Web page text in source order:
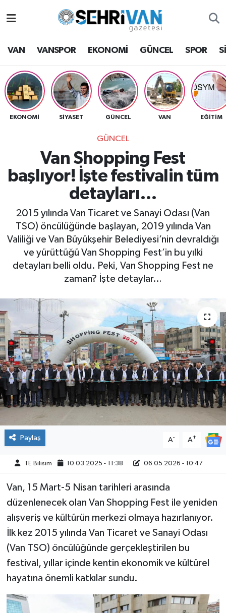
VAN VANSPOR EKONOMİ GÜNCEL SPOR
EKONOMİ SİYASET GÜNCEL VAN EĞİTİM
GÜNCEL
Van Shopping Fest
başlıyor! İşte festivalin tüm
detayları…
2015 yılında Van Ticaret ve Sanayi Odası (Van
TSO) öncülüğünde başlayan, 2019 yılında Van
Valiliği ve Van Büyükşehir Belediyesi’nin devraldığı
ve yürüttüğü Van Shopping Fest’in bu yılki
detayları belli oldu. Peki, Van Shopping Fest ne
zaman? İşte detaylar…
Paylaş A- A+
TE Bilisim 10.03.2025 - 11:38 06.05.2026 - 10:47
Van, 15 Mart-5 Nisan tarihleri arasında
düzenlenecek olan Van Shopping Fest ile yeniden
alışveriş ve kültürün merkezi olmaya hazırlanıyor.
İlk kez 2015 yılında Van Ticaret ve Sanayi Odası
(Van TSO) öncülüğünde gerçekleştirilen bu
festival, yıllar içinde kentin ekonomik ve kültürel
hayatına önemli katkılar sundu.
Van Hava Durumu
VAN Namaz Vakitleri
Van Trafik Yoğunluk Haritası
Süper Lig Puan Durumu ve Fikstür
Tüm Manşetler
Son Dakika Haberleri
Haber Arşivi